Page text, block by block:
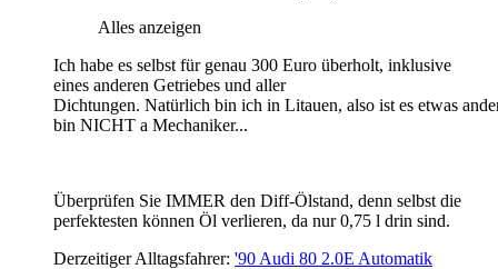
Alles anzeigen
Ich habe es selbst für genau 300 Euro überholt, inklusive
eines anderen Getriebes und aller
Dichtungen. Natürlich bin ich in Litauen, also ist es etwas
bin NICHT a Mechaniker...
Überprüfen Sie IMMER den Diff-Ölstand, denn selbst die
perfektesten können Öl verlieren, da nur 0,75 l drin sind.
Derzeitiger Alltagsfahrer: '90 Audi 80 2.0E Automatik